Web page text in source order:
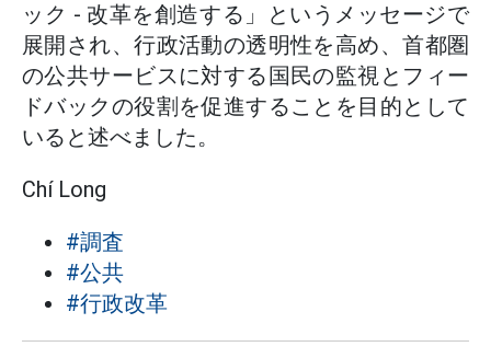
ック - 改革を創造する」というメッセージで
展開され、行政活動の透明性を高め、首都圏
の公共サービスに対する国民の監視とフィー
ドバックの役割を促進することを目的として
いると述べました。
Chí Long
#調査
#公共
#行政改革